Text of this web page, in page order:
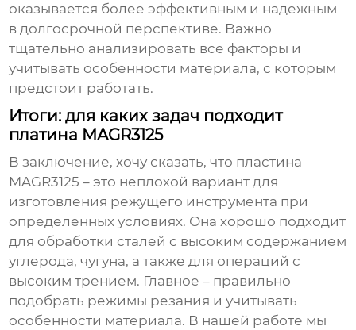
оказывается более эффективным и надежным
в долгосрочной перспективе. Важно
тщательно анализировать все факторы и
учитывать особенности материала, с которым
предстоит работать.
Итоги: для каких задач подходит
платина MAGR3125
В заключение, хочу сказать, что пластина
MAGR3125 – это неплохой вариант для
изготовления режущего инструмента при
определенных условиях. Она хорошо подходит
для обработки сталей с высоким содержанием
углерода, чугуна, а также для операций с
высоким трением. Главное – правильно
подобрать режимы резания и учитывать
особенности материала. В нашей работе мы